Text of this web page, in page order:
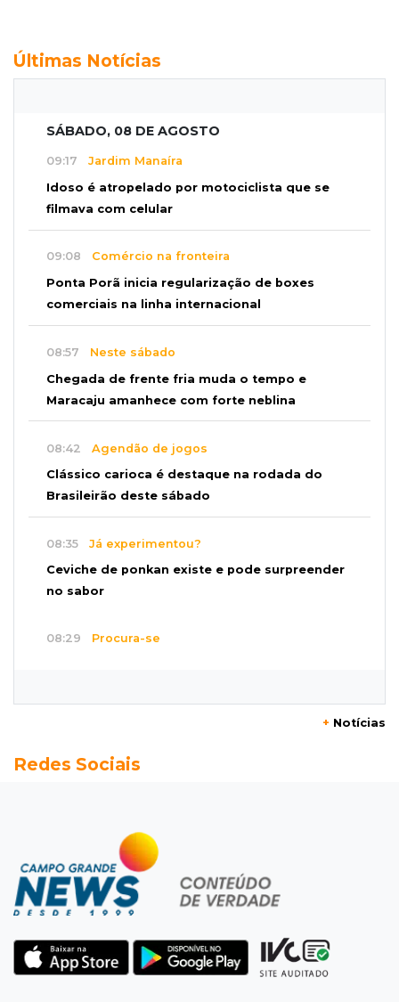
Últimas Notícias
SÁBADO, 08 DE AGOSTO
09:17 Jardim Manaíra
Idoso é atropelado por motociclista que se
filmava com celular
09:08 Comércio na fronteira
Ponta Porã inicia regularização de boxes
comerciais na linha internacional
08:57 Neste sábado
Chegada de frente fria muda o tempo e
Maracaju amanhece com forte neblina
08:42 Agendão de jogos
Clássico carioca é destaque na rodada do
Brasileirão deste sábado
08:35 Já experimentou?
Ceviche de ponkan existe e pode surpreender
no sabor
08:29 Procura-se
Homem invade casa pela janela e abusa de
Pecuária
Rebanho bovino de MS encolhe em 616 mil
animais em um ano
Roupinha no calor pode virar uma “estufa” e
até matar seu cachorro
+ Notícias
Redes Sociais